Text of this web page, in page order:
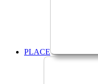
PLACE